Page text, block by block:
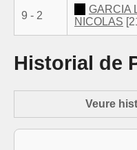
9 - 2
GARCIA
NICOLAS
Historial de
Veure